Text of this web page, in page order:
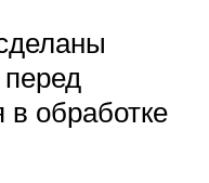
в обработке